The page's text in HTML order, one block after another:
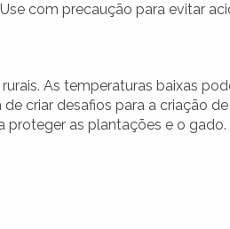
Use com precaução para evitar
As temperaturas baixas
criar desafios para a criação
proteger as plantações e o gado.